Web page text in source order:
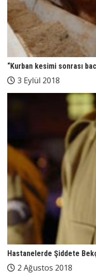
“Kurban kesimi sonrası
3 Eylül 2018
Hastanelerde Şiddete
2 Ağustos 2018